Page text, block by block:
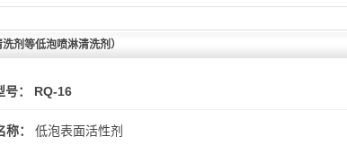
剂等低泡喷淋清洗剂）
号： RQ-16
称：
低泡表面活性剂